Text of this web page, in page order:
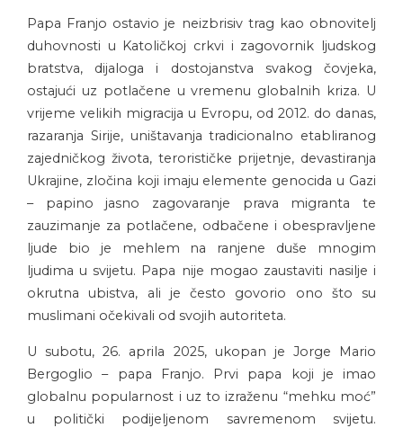
Papa Franjo ostavio je neizbrisiv trag kao obnovitelj
duhovnosti u Katoličkoj crkvi i zagovornik ljudskog
bratstva, dijaloga i dostojanstva svakog čovjeka,
ostajući uz potlačene u vremenu globalnih kriza. U
vrijeme velikih migracija u Evropu, od 2012. do danas,
razaranja Sirije, uništavanja tradicionalno etabliranog
zajedničkog života, terorističke prijetnje, devastiranja
Ukrajine, zločina koji imaju elemente genocida u Gazi
– papino jasno zagovaranje prava migranta te
zauzimanje za potlačene, odbačene i obespravljene
ljude bio je mehlem na ranjene duše mnogim
ljudima u svijetu. Papa nije mogao zaustaviti nasilje i
okrutna ubistva, ali je često govorio ono što su
muslimani očekivali od svojih autoriteta.
U subotu, 26. aprila 2025, ukopan je Jorge Mario
Bergoglio – papa Franjo. Prvi papa koji je imao
globalnu popularnost i uz to izraženu “mehku moć”
u politički podijeljenom savremenom svijetu.